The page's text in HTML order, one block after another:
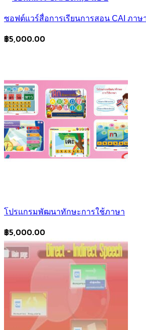
ซอฟต์แวร์สื่อการเรียนการสอน CAI ภาษ
฿5,000.00
โปรแกรมพัฒนาทักษะการใช้ภาษา
฿5,000.00